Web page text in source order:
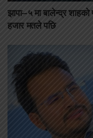
झापा–५ मा बालेन्द्र
हजार मतले पछि